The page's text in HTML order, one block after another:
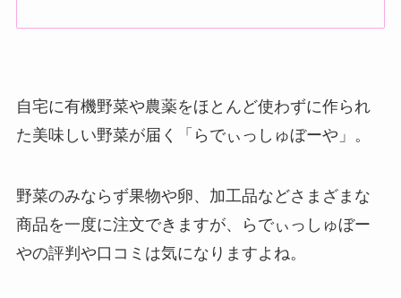
自宅に有機野菜や農薬をほとんど使わずに作られ
た美味しい野菜が届く「らでぃっしゅぼーや」。
野菜のみならず果物や卵、加工品などさまざまな
商品を一度に注文できますが、らでぃっしゅぼー
やの評判や口コミは気になりますよね。